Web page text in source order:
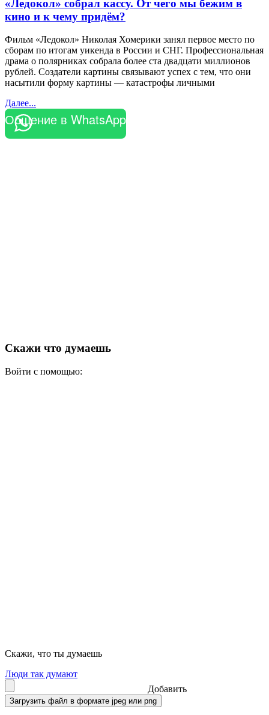
«Ледокол» собрал кассу. От чего мы бежим в
кино и к чему придём?
Фильм «Ледокол» Николая Хомерики занял первое место по
сборам по итогам уикенда в России и СНГ. Профессиональная
драма о полярниках собрала более ста двадцати миллионов
рублей. Создатели картины связывают успех с тем, что они
насытили форму картины — катастрофы личными
Далее...
Общение в WhatsApp
Скажи что думаешь
Войти с помощью:
Скажи, что ты думаешь
Люди так думают
Добавить